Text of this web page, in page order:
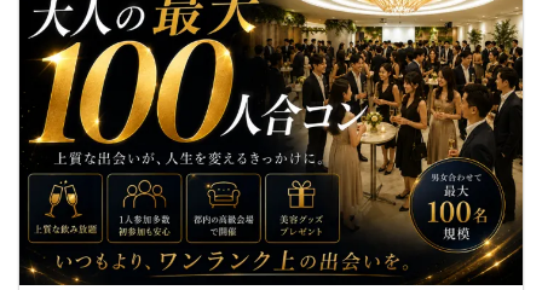
《恋人、友人、人脈、必ず出会える！関西で超人気の飲み会！が東京上陸！》
□結婚がしたい
□恋人が欲しい
□友人を増やしたい
□人脈を広げたい
□日常に刺激が欲しい
□お酒が大好き
□楽しいことが大好き
□飲み会が大好き
□みんなでワイワイしたい人
□確実に出会える街コンに参加したい人
□一緒に合コン・コンパに行ける飲み友が欲しい人
□家と職場の往復の毎日を変えたい人
《フード》
【Hawaiian Cafe OluOlu特製コース】を参加者様全員にお楽しみ頂けます。
飲み放題と大満足なお料理を提供♪